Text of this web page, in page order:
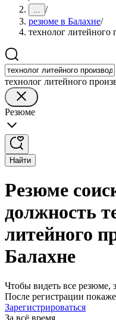
... /
резюме в Балахне/
технолог литейного
технолог литейного
Резюме
Найти
Резюме
должность
литейного
Балахне
Чтобы видеть все резюме,
После регистрации
Зарегистрироваться
За всё время